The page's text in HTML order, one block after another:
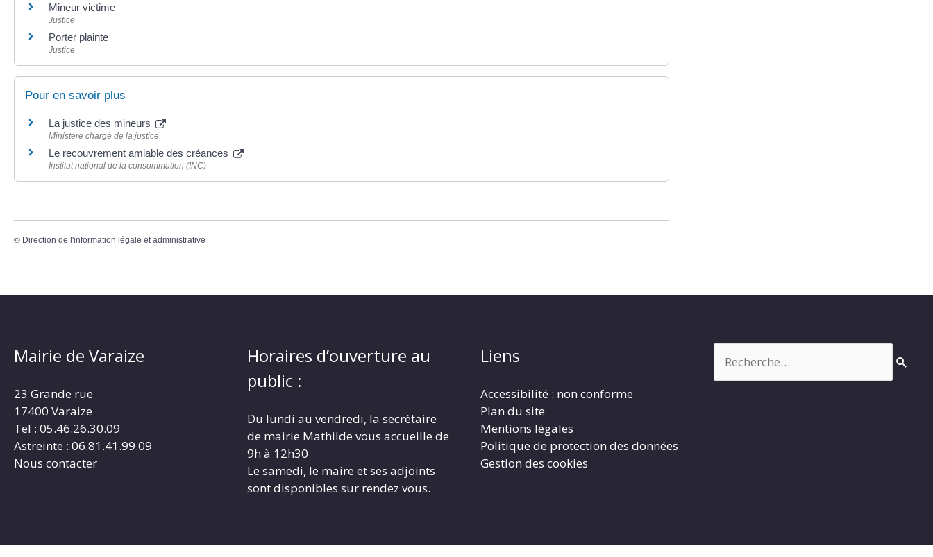
Mineur victime
Justice
Porter plainte
Justice
Pour en savoir plus
La justice des mineurs
Ministère chargé de la justice
Le recouvrement amiable des créances
Institut national de la consommation (INC)
© Direction de l'information légale et administrative
Mairie de Varaize
23 Grande rue
17400 Varaize
Tel : 05.46.26.30.09
Astreinte : 06.81.41.99.09
Nous contacter
Horaires d’ouverture au
public :
Du lundi au vendredi, la secrétaire
de mairie Mathilde vous accueille de
9h à 12h30
Le samedi, le maire et ses adjoints
sont disponibles sur rendez vous.
Liens
Accessibilité : non conforme
Plan du site
Mentions légales
Politique de protection des données
Gestion des cookies